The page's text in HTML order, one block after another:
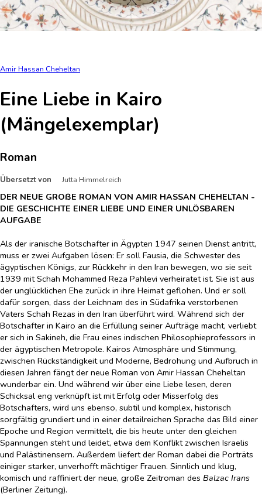
Amir Hassan Cheheltan
Eine Liebe in Kairo
(Mängelexemplar)
Roman
Übersetzt von Jutta Himmelreich
DER NEUE GROßE ROMAN VON AMIR HASSAN CHEHELTAN -
DIE GESCHICHTE EINER LIEBE UND EINER UNLÖSBAREN
AUFGABE
Als der iranische Botschafter in Ägypten 1947 seinen Dienst antritt,
muss er zwei Aufgaben lösen: Er soll Fausia, die Schwester des
ägyptischen Königs, zur Rückkehr in den Iran bewegen, wo sie seit
1939 mit Schah Mohammed Reza Pahlevi verheiratet ist. Sie ist aus
der unglücklichen Ehe zurück in ihre Heimat geflohen. Und er soll
dafür sorgen, dass der Leichnam des in Südafrika verstorbenen
Vaters Schah Rezas in den Iran überführt wird. Während sich der
Botschafter in Kairo an die Erfüllung seiner Aufträge macht, verliebt
er sich in Sakineh, die Frau eines indischen Philosophieprofessors in
der ägyptischen Metropole. Kairos Atmosphäre und Stimmung,
zwischen Rückständigkeit und Moderne, Bedrohung und Aufbruch in
diesen Jahren fängt der neue Roman von Amir Hassan Cheheltan
wunderbar ein. Und während wir über eine Liebe lesen, deren
Schicksal eng verknüpft ist mit Erfolg oder Misserfolg des
Botschafters, wird uns ebenso, subtil und komplex, historisch
sorgfältig grundiert und in einer detailreichen Sprache das Bild einer
Epoche und Region vermittelt, die bis heute unter den gleichen
Spannungen steht und leidet, etwa dem Konflikt zwischen Israelis
und Palästinensern. Außerdem liefert der Roman dabei die Porträts
einiger starker, unverhofft mächtiger Frauen. Sinnlich und klug,
komisch und raffiniert der neue, große Zeitroman des Balzac Irans
(Berliner Zeitung).